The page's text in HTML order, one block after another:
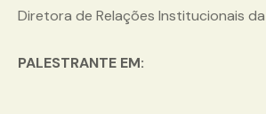
Diretora de Relações Institucionais da
PALESTRANTE EM: